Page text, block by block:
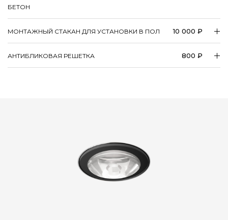
БЕТОН
МОНТАЖНЫЙ СТАКАН ДЛЯ УСТАНОВКИ В ПОЛ 10 000 ₽
АНТИБЛИКОВАЯ РЕШЕТКА 800 ₽